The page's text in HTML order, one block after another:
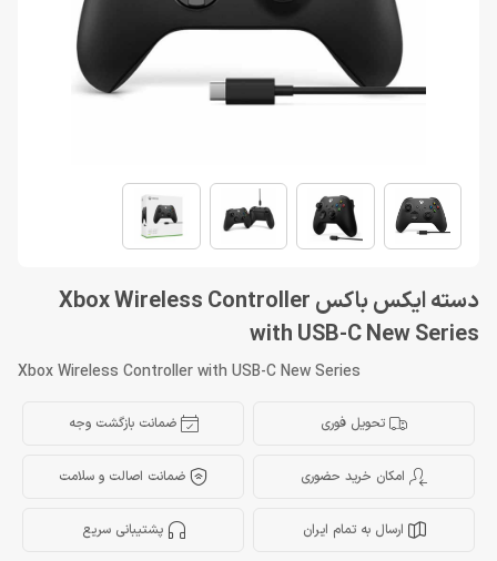
دسته ایکس باکس Xbox Wireless Controller
with USB-C New Series
Xbox Wireless Controller with USB-C New Series
تحویل فوری ضمانت بازگشت وجه
امکان خرید حضوری ضمانت اصالت و سلامت
ارسال به تمام ایران پشتیبانی سریع